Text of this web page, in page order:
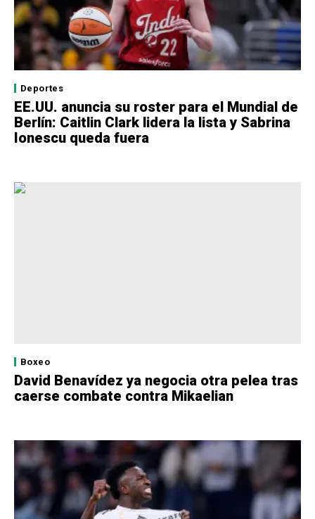
Deportes
EE.UU. anuncia su roster para el Mundial de
Berlín: Caitlin Clark lidera la lista y Sabrina
Ionescu queda fuera
Boxeo
David Benavídez ya negocia otra pelea tras
caerse combate contra Mikaelian